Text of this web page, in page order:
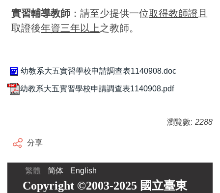
實習輔導教師 ：請至少提供一位取得教師證 且
取證後年資三年以上之教師。
幼教系大五實習學校申請調查表1140908.doc
幼教系大五實習學校申請調查表1140908.pdf
瀏覽數: 2288
分享
繁體 简体 English
Copyright ©2003-2025 國立臺東